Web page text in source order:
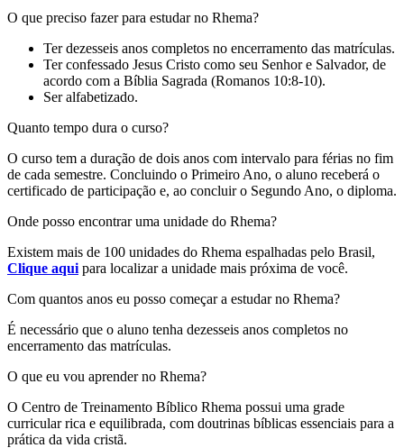
O que preciso fazer para estudar no Rhema?
Ter dezesseis anos completos no encerramento das matrículas.
Ter confessado Jesus Cristo como seu Senhor e Salvador, de
acordo com a Bíblia Sagrada (Romanos 10:8-10).
Ser alfabetizado.
Quanto tempo dura o curso?
O curso tem a duração de dois anos com intervalo para férias no fim
de cada semestre. Concluindo o Primeiro Ano, o aluno receberá o
certificado de participação e, ao concluir o Segundo Ano, o diploma.
Onde posso encontrar uma unidade do Rhema?
Existem mais de 100 unidades do Rhema espalhadas pelo Brasil,
Clique aqui para localizar a unidade mais próxima de você.
Com quantos anos eu posso começar a estudar no Rhema?
É necessário que o aluno tenha dezesseis anos completos no
encerramento das matrículas.
O que eu vou aprender no Rhema?
O Centro de Treinamento Bíblico Rhema possui uma grade
curricular rica e equilibrada, com doutrinas bíblicas essenciais para a
prática da vida cristã.